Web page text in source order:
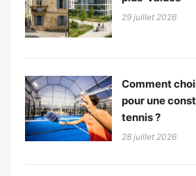
29 juillet 2026
Comment
pour une
tennis ?
28 juillet 2026